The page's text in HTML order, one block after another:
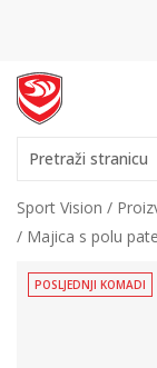
Pretraži stranicu
Sport Vision
Majica s polu
POSLJEDNJI KOMADI